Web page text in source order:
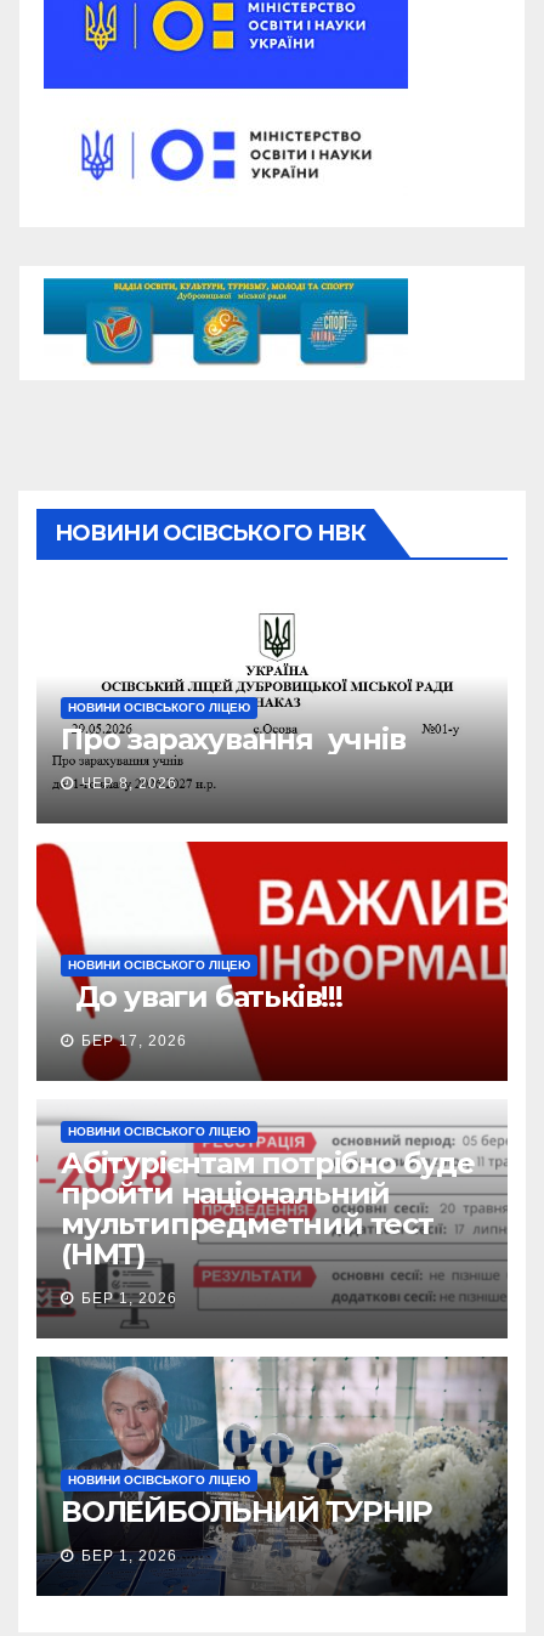
НОВИНИ ОСІВСЬКОГО НВК
НОВИНИ ОСІВСЬКОГО ЛІЦЕЮ
Про зарахування учнів
ЧЕР 8, 2026
НОВИНИ ОСІВСЬКОГО ЛІЦЕЮ
До уваги батьків!!!
БЕР 17, 2026
НОВИНИ ОСІВСЬКОГО ЛІЦЕЮ
Абітурієнтам потрібно буде
пройти національний
мультипредметний тест
(НМТ)
БЕР 1, 2026
НОВИНИ ОСІВСЬКОГО ЛІЦЕЮ
ВОЛЕЙБОЛЬНИЙ ТУРНІР
БЕР 1, 2026